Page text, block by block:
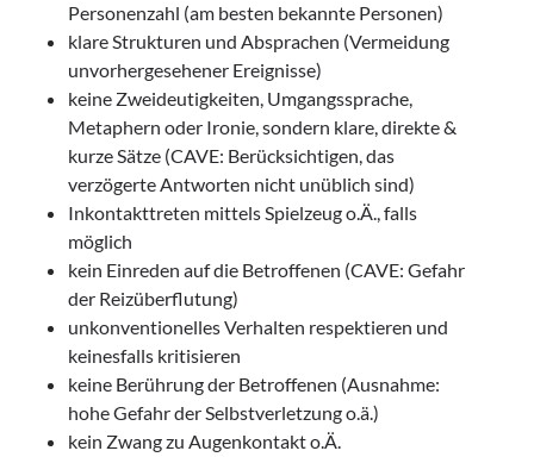
Personenzahl (am besten bekannte Personen)
klare Strukturen und Absprachen (Vermeidung
unvorhergesehener Ereignisse)
keine Zweideutigkeiten, Umgangssprache,
Metaphern oder Ironie, sondern klare, direkte &
kurze Sätze (CAVE: Berücksichtigen, das
verzögerte Antworten nicht unüblich sind)
Inkontakttreten mittels Spielzeug o.Ä., falls
möglich
kein Einreden auf die Betroffenen (CAVE: Gefahr
der Reizüberflutung)
unkonventionelles Verhalten respektieren und
keinesfalls kritisieren
keine Berührung der Betroffenen (Ausnahme:
hohe Gefahr der Selbstverletzung o.ä.)
kein Zwang zu Augenkontakt o.Ä.